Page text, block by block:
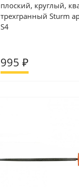
плоский, круглый,
трехгранный Sturm
S4
995 ₽